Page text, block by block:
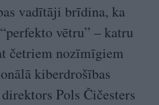
vadītāji brīdina, ka
vētru” – katru
četriem nozīmīgiem
kiberdrošības
Pols Čičesters